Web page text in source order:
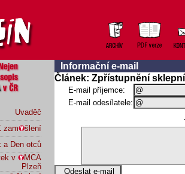
Uvaděč
zam
šlení
a Den otců
v
MCA
Plzeň
Informační e-mail
Článek: Zpřístupnění
E-mail příjemce:
E-mail odesílatele: